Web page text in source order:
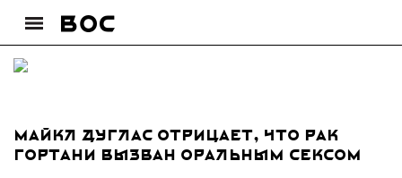
Майкл Дуглас отрицает, что рак
гортани вызван оральным сексом